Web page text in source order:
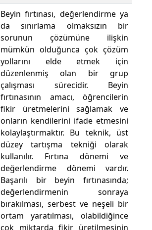
Beyin fırtınası, değerlendirme ya
da sınırlama olmaksızın bir
sorunun çözümüne ilişkin
mümkün olduğunca çok çözüm
yollarını elde etmek için
düzenlenmiş olan bir grup
çalışması sürecidir. Beyin
fırtınasının amacı, öğrencilerin
fikir üretmelerini sağlamak ve
onların kendilerini ifade etmesini
kolaylaştırmaktır. Bu teknik, üst
düzey tartışma tekniği olarak
kullanılır. Fırtına dönemi ve
değerlendirme dönemi vardır.
Başarılı bir beyin fırtınasında;
değerlendirmenin sonraya
bırakılması, serbest ve neşeli bir
ortam yaratılması, olabildiğince
çok miktarda fikir üretilmesinin